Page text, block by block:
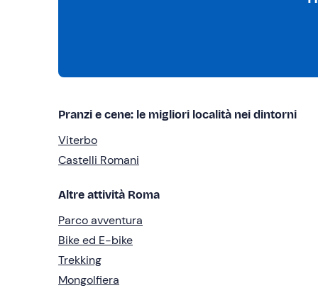
Pranzi e cene: le migliori località nei dintorni
Viterbo
Castelli Romani
Altre attività Roma
Parco avventura
Bike ed E-bike
Trekking
Mongolfiera